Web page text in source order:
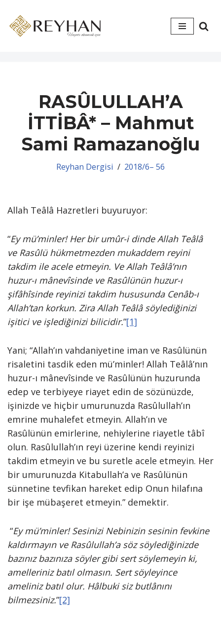
İçeriğe
RASÛLULLAH’A
İTTİBÂ* – Mahmut
Sami Ramazanoğlu
Reyhan Dergisi 2018/6– 56
Allah Teâlâ Hazretleri buyuruyor:
“Ey mü’minler! Her bir umûr-i dinde Allah Teâlâ
ve Rasûlü hükmetmezden mukaddem reyini
takdim ile acele etmeyin. Ve Allah Teâlâ’nın
huzur-ı mânevîsinde ve Rasûlünün huzur-ı
şifâhîsinde reyinizi takdim hususunda Cenâb-ı
Allah’tan korkun. Zira Allah Teâlâ söylediğinizi
işitici ve işlediğinizi bilicidir.”[1]
Yani; “Allah’ın vahdaniyetine iman ve Rasûlünün
risaletini tasdik eden mü’minler! Allah Teâlâ’nın
huzur-ı mânevîsinde ve Rasûlünün huzurunda
edep ve terbiyeye riayet edin de sözünüzde,
işinizde ve hiçbir umurunuzda Rasûlullah’ın
emrine muhalefet etmeyin. Allah’ın ve
Rasûlünün emirlerine, nehiylerine riayetle tâbî
olun. Rasûlullah’ın reyi üzerine kendi reyinizi
takdim etmeyin ve bu suretle acele etmeyin. Her
bir umurunuzda Kitabullah’a ve Rasûlünün
sünnetine tevfikan hareket edip Onun hilafına
bir işe mübaşeret etmeyin.” demektir.
“Ey mü’minler! Sesinizi Nebinizin sesinin fevkine
kaldırmayın ve Rasûlullah’a söz söylediğinizde
bazınız bazınıza söyler gibi sert söylemeyin ki,
amelleriniz batıl olmasın. Sert söyleyince
ameliniz batıl olur. Hâlbuki siz butlânını
bilmezsiniz.”[2]